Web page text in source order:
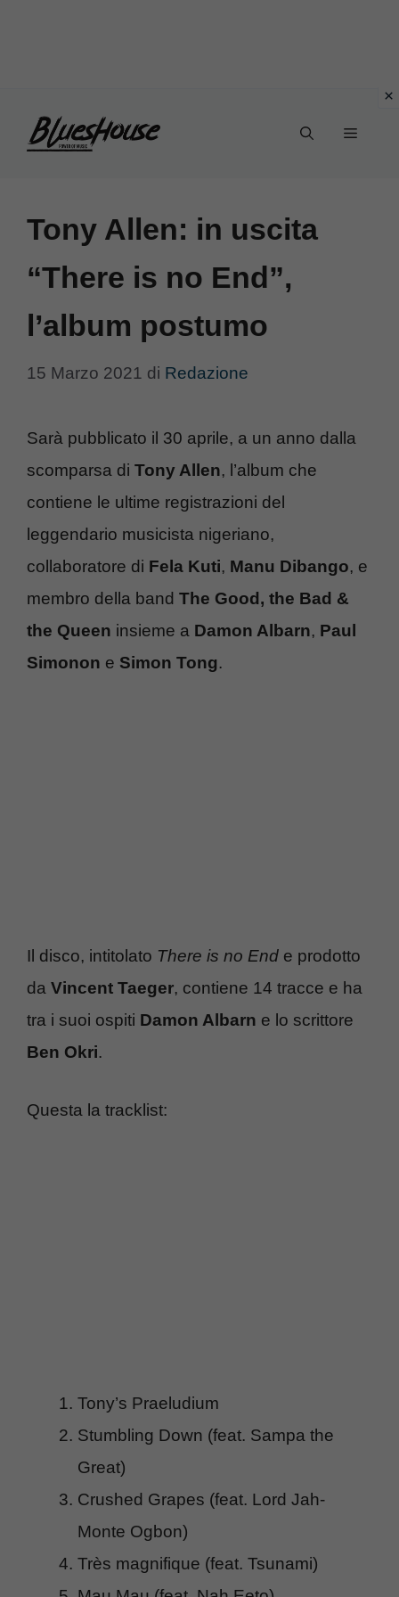
Menu
Tony Allen: in uscita
“There is no End”,
l’album postumo
15 Marzo 2021 di Redazione
Sarà pubblicato il 30 aprile, a un anno dalla
scomparsa di Tony Allen, l’album che
contiene le ultime registrazioni del
leggendario musicista nigeriano,
collaboratore di Fela Kuti, Manu Dibango, e
membro della band The Good, the Bad &
the Queen insieme a Damon Albarn, Paul
Simonon e Simon Tong.
Il disco, intitolato There is no End e prodotto
da Vincent Taeger, contiene 14 tracce e ha
tra i suoi ospiti Damon Albarn e lo scrittore
Ben Okri.
Questa la tracklist:
Tony’s Praeludium
Stumbling Down (feat. Sampa the
Great)
Crushed Grapes (feat. Lord Jah-
Monte Ogbon)
Très magnifique (feat. Tsunami)